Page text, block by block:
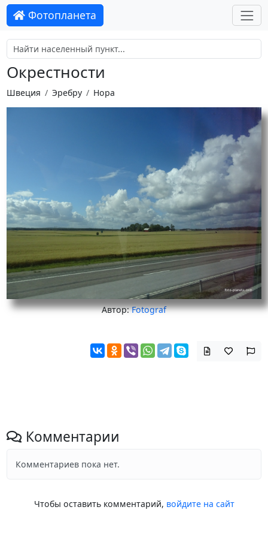
Фотопланета
Окрестности
Швеция Эребру Нора
Автор:Fotograf
Комментарии
Комментариев пока нет.
Чтобы оставить комментарий, войдите на сайт